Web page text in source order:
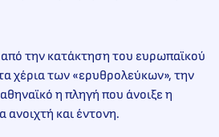
την κατάκτηση του ευρωπαϊκού
χέρια των «ερυθρολεύκων», την
η πληγή που άνοιξε η
ανοιχτή και έντονη.